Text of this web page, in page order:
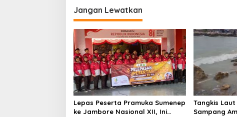
g
a
s
i
p
o
s
Jangan Lewatkan
Lepas Peserta Pramuka Sumenep
ke Jambore Nasional XII, Ini
Tangkis
Sampang